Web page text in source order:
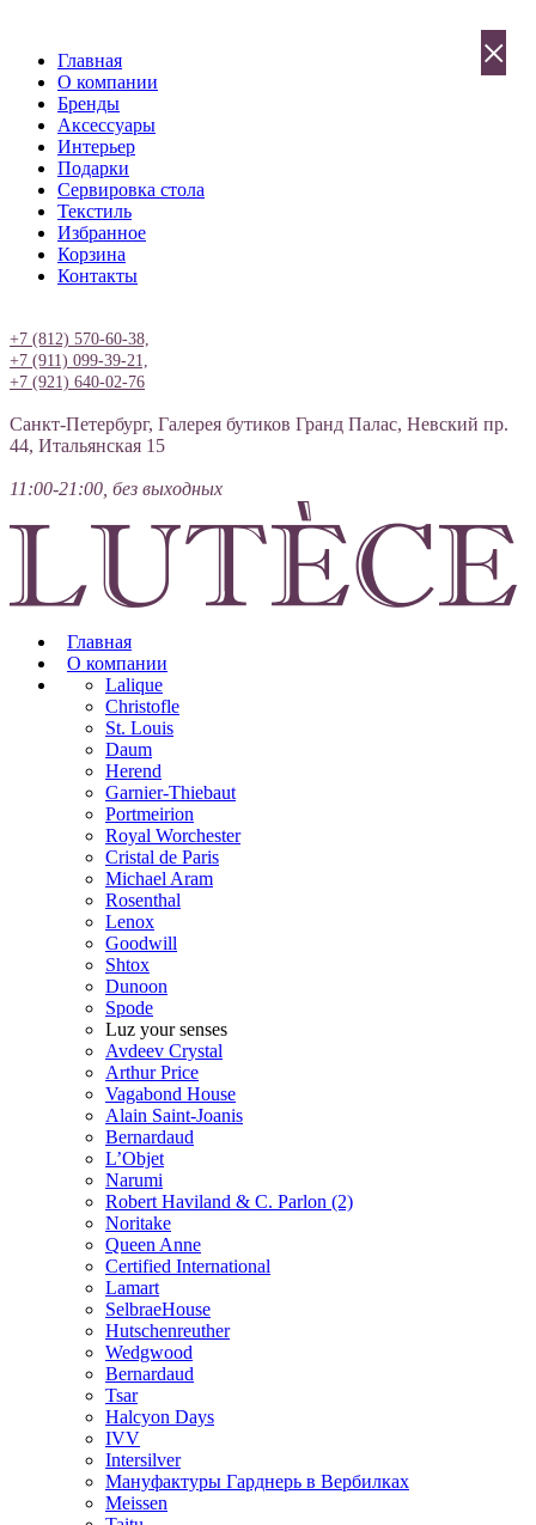
Главная
О компании
Бренды
Аксессуары
Интерьер
Подарки
Сервировка стола
Текстиль
Избранное
Корзина
Контакты
+7 (812) 570-60-38,
+7 (911) 099-39-21,
+7 (921) 640-02-76
Санкт-Петербург, Галерея бутиков Гранд Палас, Невский пр.
44, Итальянская 15
11:00-21:00, без выходных
Главная
О компании
Lalique
Christofle
St. Louis
Daum
Herend
Garnier-Thiebaut
Portmeirion
Royal Worchester
Cristal de Paris
Michael Aram
Rosenthal
Lenox
Goodwill
Shtox
Dunoon
Spode
Luz your senses
Avdeev Crystal
Arthur Price
Vagabond House
Alain Saint-Joanis
Bernardaud
L’Objet
Narumi
Robert Haviland & C. Parlon (2)
Noritakе
Queen Anne
Certified International
Lamart
SelbraeHouse
Hutschenreuther
Wedgwood
Bernardaud
Tsar
Halcyon Days
IVV
Intersilver
Мануфактуры Гарднерь в Вербилках
Meissen
×